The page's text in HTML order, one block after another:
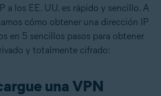
a los EE. UU. es rápido y sencillo. A
cómo obtener una dirección IP
en 5 sencillos pasos para obtener
y totalmente cifrado:
una VPN